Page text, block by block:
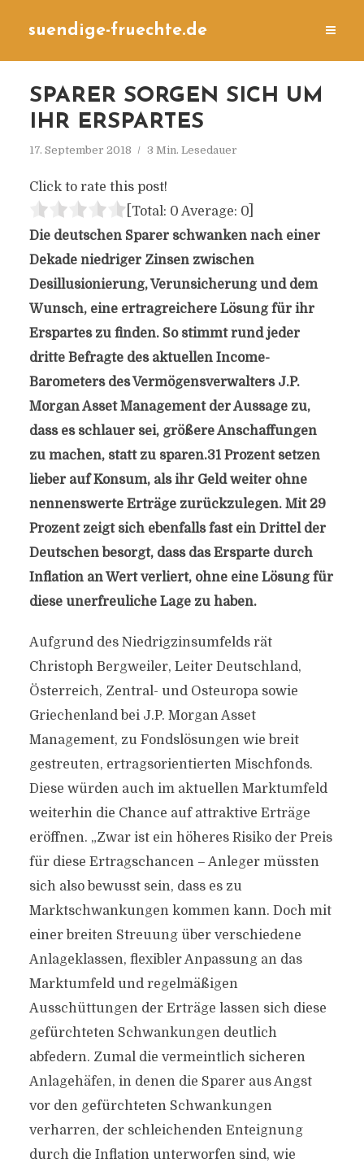
suendige-fruechte.de
SPARER SORGEN SICH UM
IHR ERSPARTES
17. September 2018 3 Min. Lesedauer
Click to rate this post!
[Total: 0 Average: 0]
Die deutschen Sparer schwanken nach einer
Dekade niedriger Zinsen zwischen
Desillusionierung, Verunsicherung und dem
Wunsch, eine ertragreichere Lösung für ihr
Erspartes zu finden. So stimmt rund jeder
dritte Befragte des aktuellen Income-
Barometers des Vermögensverwalters J.P.
Morgan Asset Management der Aussage zu,
dass es schlauer sei, größere Anschaffungen
zu machen, statt zu sparen.31 Prozent setzen
lieber auf Konsum, als ihr Geld weiter ohne
nennenswerte Erträge zurückzulegen. Mit 29
Prozent zeigt sich ebenfalls fast ein Drittel der
Deutschen besorgt, dass das Ersparte durch
Inflation an Wert verliert, ohne eine Lösung für
diese unerfreuliche Lage zu haben.
Aufgrund des Niedrigzinsumfelds rät
Christoph Bergweiler, Leiter Deutschland,
Österreich, Zentral- und Osteuropa sowie
Griechenland bei J.P. Morgan Asset
Management, zu Fondslösungen wie breit
gestreuten, ertragsorientierten Mischfonds.
Diese würden auch im aktuellen Marktumfeld
weiterhin die Chance auf attraktive Erträge
eröffnen. „Zwar ist ein höheres Risiko der Preis
für diese Ertragschancen – Anleger müssten
sich also bewusst sein, dass es zu
Marktschwankungen kommen kann. Doch mit
einer breiten Streuung über verschiedene
Anlageklassen, flexibler Anpassung an das
Marktumfeld und regelmäßigen
Ausschüttungen der Erträge lassen sich diese
gefürchteten Schwankungen deutlich
abfedern. Zumal die vermeintlich sicheren
Anlagehäfen, in denen die Sparer aus Angst
vor den gefürchteten Schwankungen
verharren, der schleichenden Enteignung
durch die Inflation unterworfen sind, wie